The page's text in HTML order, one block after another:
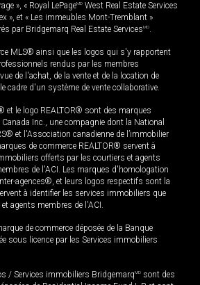
», « Royal LePageMD West Real Estate Services
», et « Les immeubles Mont-Tremblant »
par Bridgemarq Real Estate ServicesMD.
MLS® ainsi que les logos qui s'y rapportent
rendus par les membres
de l'achat, de la vente et de la location de
cadre d'un système de vente collaborative.
et le logo REALTOR® sont des marques
Inc., une compagnie dont la National
et l'Association canadienne de l’immobilier
de commerce REALTOR® servent à
offerts par les courtiers et agents
de l'ACI. Les marques d'homologation
agences®, et leurs logos respectifs sont la
à identifier les services immobiliers que
agents membres de l'ACI.
de commerce déposée de la Banque
sous licence par les Services immobiliers
/ Services immobiliers BridgemarqMD sont des